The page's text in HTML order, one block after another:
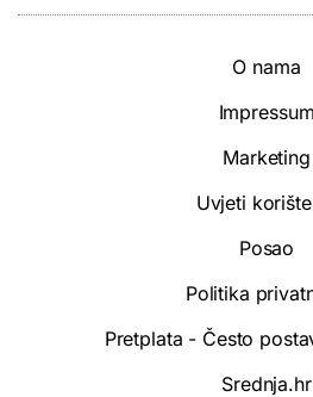
O nama
Impressum
Marketing
Uvjeti
Posao
Politika
Pretplata - Često
Srednja.hr